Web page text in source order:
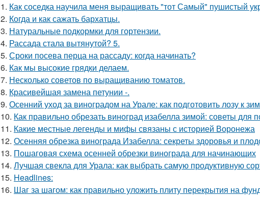
1. Как соседка научила меня выращивать "тот Самый" пушистый
2. Когда и как сажать бархатцы.
3. Натуральные подкормки для гортензии.
4. Рассада стала вытянутой? 5.
5. Сроки посева перца на рассаду: когда начинать?
6. Как мы высокие грядки делаем.
7. Несколько советов по выращиванию томатов.
8. Красивейшая замена петунии -.
9. Осенний уход за виноградом на Урале: как подготовить лозу к
10. Как правильно обрезать виноград изабелла зимой: советы для
11. Какие местные легенды и мифы связаны с историей Воронежа
12. Осенняя обрезка винограда Изабелла: секреты здоровья и
13. Пошаговая схема осенней обрезки винограда для начинающих
14. Лучшая свекла для Урала: как выбрать самую продуктивную
15. Headlines:
16. Шаг за шагом: как правильно уложить плиту перекрытия на